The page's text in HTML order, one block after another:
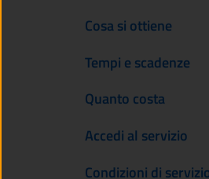
Cosa si ottiene
Tempi e scadenze
Quanto costa
Accedi al servizio
Condizioni di